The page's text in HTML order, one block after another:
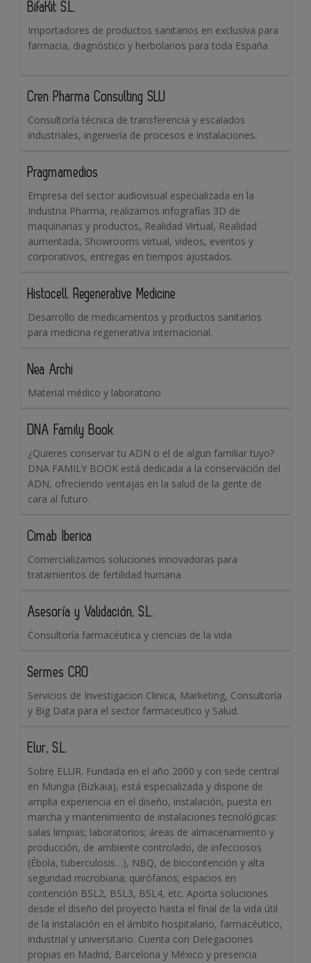
BifaKit S.L.
Importadores de productos sanitarios en exclusiva para
farmacia, diagnóstico y herbolarios para toda España
Cren Pharma Consulting SLU
Consultoría técnica de transferencia y escalados
industriales, ingeniería de procesos e instalaciones.
Pragmamedios
Empresa del sector audiovisual especializada en la
Industria Pharma, realizamos infografías 3D de
maquinarias y productos, Realidad Virtual, Realidad
aumentada, Showrooms virtual, videos, eventos y
corporativos, entregas en tiempos ajustados.
Histocell. Regenerative Medicine
Desarrollo de medicamentos y productos sanitarios
para medicina regenerativa internacional.
Nea Archi
Material médico y laboratorio
DNA Family Book
¿Quieres conservar tu ADN o el de algun familiar tuyo?
DNA FAMILY BOOK está dedicada a la conservación del
ADN, ofreciendo ventajas en la salud de la gente de
cara al futuro.
Cimab Iberica
Comercializamos soluciones innovadoras para
tratamientos de fertilidad humana
Asesoría y Validación, S.L.
Consultoría farmacéutica y ciencias de la vida
Sermes CRO
Servicios de Investigacion Clinica, Marketing, Consultoría
y Big Data para el sector farmaceutico y Salud.
Elur, S.L.
Sobre ELUR. Fundada en el año 2000 y con sede central
en Mungia (Bizkaia), está especializada y dispone de
amplia experiencia en el diseño, instalación, puesta en
marcha y mantenimiento de instalaciones tecnológicas:
salas limpias; laboratorios; áreas de almacenamiento y
producción, de ambiente controlado, de infecciosos
(Ébola, tuberculosis…), NBQ, de biocontención y alta
seguridad microbiana; quirófanos; espacios en
contención BSL2, BSL3, BSL4, etc. Aporta soluciones
desde el diseño del proyecto hasta el final de la vida útil
de la instalación en el ámbito hospitalario, farmacéutico,
industrial y universitario. Cuenta con Delegaciones
propias en Madrid, Barcelona y México y presencia